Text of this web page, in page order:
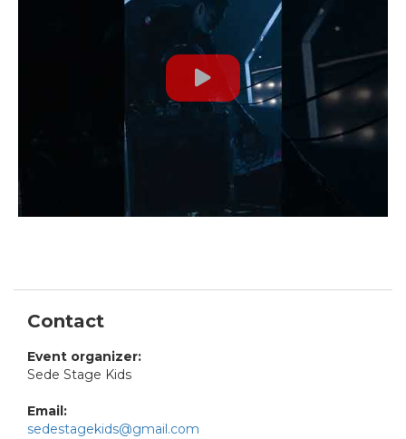
Contact
Event organizer:
Sede Stage Kids
Email:
sedestagekids@gmail.com